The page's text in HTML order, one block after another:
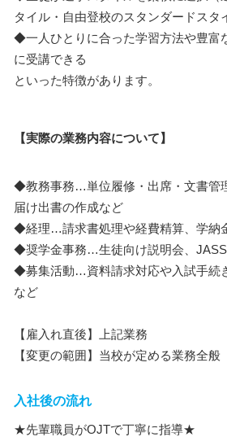
タイル・自由登校のスタンダードスタ
◆一人ひとりに合った学習方法や豊富
に受講できる
といった特徴があります。
【実際の業務内容について】
◆教務事務…単位履修・出席・文書管
届け出書の作成など
◆経理…請求書処理や経費精算、学納
◆奨学金事務…生徒向け説明会、
◆募集活動…資料請求対応や入試手続
など
【雇入れ直後】上記業務
【変更の範囲】当校が定める業務全般
入社後の流れ
★先輩職員がOJTで丁寧に指導★